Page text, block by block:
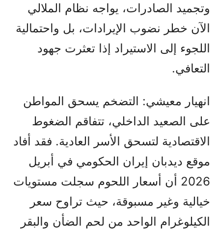
وتجميد الصادرات، يواجه نظام الملالي
الآن خطر نضوب الإيرادات، بل واحتمالية
اللجوء إلى الاستيراد إذا تعثرت جهود
التعافي.
انهيار معيشي: التضخم يسحق المواطن
على الصعيد الداخلي، تتفاقم الضغوط
الاقتصادية لتسحق الأسر العادية. فقد أفاد
موقع ديدبان إيران الحكومي في أبريل
2026 أن أسعار اللحوم سجلت مستويات
خيالية وغير مسبوقة، حيث تراوح سعر
الكيلوغرام الواحد من لحم الضأن والبقر